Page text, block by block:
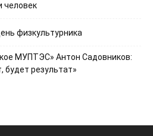
человек
физкультурника
МУПТЭС» Антон Садовников:
будет результат»